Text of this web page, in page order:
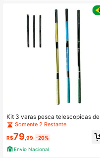
Kit 3 varas pesca telescopicas de
mão 4,50 metros + Acessórios
Somente 2 Restante
R$79 ,99 -20%
Envio Nacional